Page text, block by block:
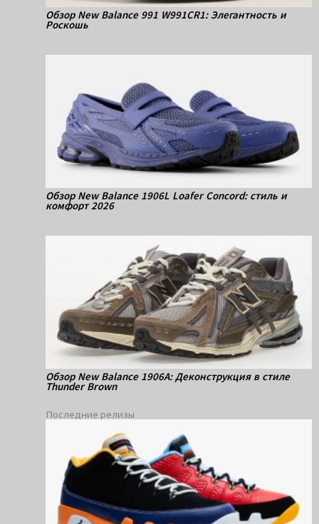
Обзор New Balance 991 W991CR1: Элегантность и
Роскошь
Обзор New Balance 1906L Loafer Concord: стиль и
комфорт 2026
Обзор New Balance 1906A: Деконструкция в стиле
Thunder Brown
Последние релизы